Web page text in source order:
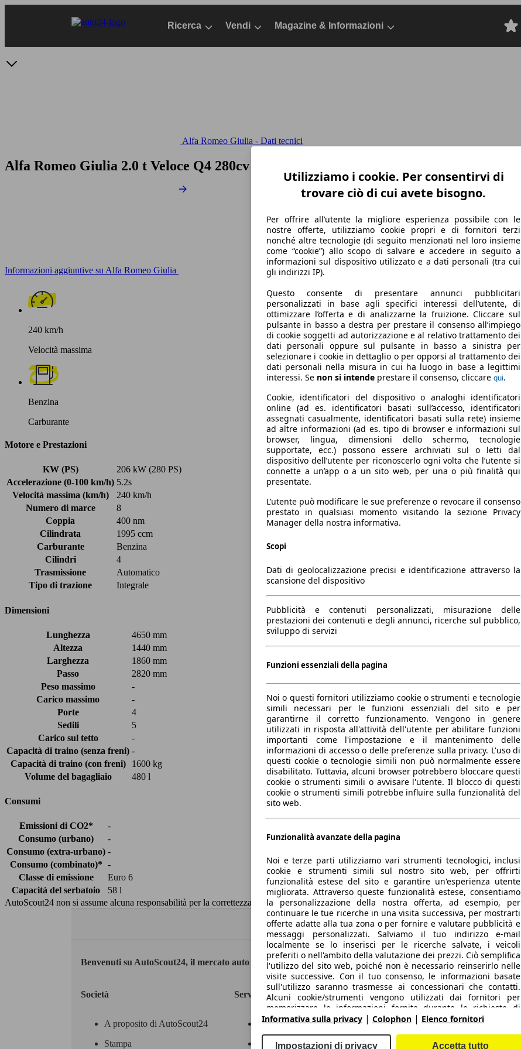
Ricerca Vendi Magazine & Informazioni
Alfa Romeo Giulia - Dati tecnici
Alfa Romeo Giulia 2.0 t Veloce Q4 280cv auto
Informazioni aggiuntive su Alfa Romeo Giulia
240 km/h
Velocità massima
Benzina
Carburante
Motore e Prestazioni
KW (PS)
206 kW (280 PS)
Accelerazione (0-100 km/h) 5.2s
Velocità massima (km/h)
240 km/h
Numero di marce
8
Coppia
400 nm
Cilindrata
1995 ccm
Carburante
Benzina
Cilindri
4
Trasmissione
Automatico
Tipo di trazione
Integrale
Dimensioni
Lunghezza
4650 mm
Altezza
1440 mm
Larghezza
1860 mm
Passo
2820 mm
Peso massimo
-
Carico massimo
-
Porte
4
Sedili
5
Carico sul tetto
-
Capacità di traino (senza freni) -
Capacità di traino (con freni)
1600 kg
Volume del bagagliaio
480 l
Consumi
Emissioni di CO2*
-
Consumo (urbano)
-
Consumo (extra-urbano) -
Consumo (combinato)* -
Classe di emissione
Euro 6
Capacità del serbatoio
58 l
AutoScout24 non si assume alcuna responsabilità per la correttezza dei dati.
Benvenuti su AutoScout24, il mercato auto europeo.
Società
A proposito di AutoScout24
Stampa
Servizi
Contatti
Marche e modelli
Area rivenditori
Servizi per i dealer
Utilizziamo i cookie. Per consentirvi di
trovare ciò di cui avete bisogno.
Per offrire all’utente la migliore esperienza possibile con le
nostre offerte, utilizziamo cookie propri e di fornitori terzi
nonché altre tecnologie (di seguito menzionati nel loro insieme
come “cookie”) allo scopo di salvare e accedere in seguito a
informazioni sul dispositivo utilizzato e a dati personali (tra cui
gli indirizzi IP).
Questo consente di presentare annunci pubblicitari
personalizzati in base agli specifici interessi dell’utente, di
ottimizzare l’offerta e di analizzarne la fruizione. Cliccare sul
pulsante in basso a destra per prestare il consenso all’impiego
di cookie soggetti ad autorizzazione e al relativo trattamento dei
dati personali oppure sul pulsante in basso a sinistra per
selezionare i cookie in dettaglio o per opporsi al trattamento dei
dati personali nella misura in cui ha luogo in base a legittimi
interessi. Se non si intende prestare il consenso, cliccare qui.
Cookie, identificatori del dispositivo o analoghi identificatori
online (ad es. identificatori basati sull’accesso, identificatori
assegnati casualmente, identificatori basati sulla rete) insieme
ad altre informazioni (ad es. tipo di browser e informazioni sul
browser, lingua, dimensioni dello schermo, tecnologie
supportate, ecc.) possono essere archiviati sul o letti dal
dispositivo dell’utente per riconoscerlo ogni volta che l’utente si
connette a un’app o a un sito web, per una o più finalità qui
presentate.
L’utente può modificare le sue preferenze o revocare il consenso
prestato in qualsiasi momento visitando la sezione Privacy
Manager della nostra informativa.
Scopi
Dati di geolocalizzazione precisi e identificazione attraverso la
scansione del dispositivo
Pubblicità e contenuti personalizzati, misurazione delle
prestazioni dei contenuti e degli annunci, ricerche sul pubblico,
sviluppo di servizi
Funzioni essenziali della pagina
Noi o questi fornitori utilizziamo cookie o strumenti e tecnologie
simili necessari per le funzioni essenziali del sito e per
garantirne il corretto funzionamento. Vengono in genere
utilizzati in risposta all'attività dell'utente per abilitare funzioni
importanti come l'impostazione e il mantenimento delle
informazioni di accesso o delle preferenze sulla privacy. L'uso di
questi cookie o tecnologie simili non può normalmente essere
disabilitato. Tuttavia, alcuni browser potrebbero bloccare questi
cookie o strumenti simili o avvisare l'utente. Il blocco di questi
cookie o strumenti simili potrebbe influire sulla funzionalità del
sito web.
Funzionalità avanzate della pagina
Noi e terze parti utilizziamo vari strumenti tecnologici, inclusi
cookie e strumenti simili sul nostro sito web, per offrirti
funzionalità estese del sito e garantire un'esperienza utente
migliorata. Attraverso queste funzionalità estese, consentiamo
la personalizzazione della nostra offerta, ad esempio, per
continuare le tue ricerche in una visita successiva, per mostrarti
offerte adatte alla tua zona o per fornire e valutare pubblicità e
messaggi personalizzati. Salviamo il tuo indirizzo e-mail
localmente se lo inserisci per le ricerche salvate, i veicoli
preferiti o nell'ambito della valutazione dei prezzi. Ciò semplifica
l'utilizzo del sito web, poiché non è necessario reinserirlo nelle
visite successive. Con il tuo consenso, le informazioni basate
sull'utilizzo saranno trasmesse ai concessionari che contatti.
Alcuni cookie/strumenti vengono utilizzati dai fornitori per
memorizzare le informazioni fornite durante le richieste di
finanziamento per 30 giorni e per riutilizzarle automaticamente
finanziamento. Senza l'utilizzo di tali cookie/strumenti, tali
Informativa sulla privacy | Colophon | Elenco fornitori
Impostazioni di privacy Accetta tutto